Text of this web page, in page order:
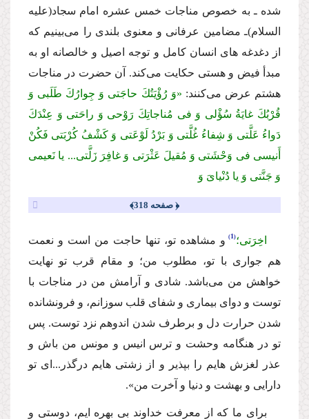
شده ـ به خصوص مناجات خمس عشره امام سجاد(علیه
السلام)ـ مضامین عرفانى و معنوى بلندى را مى‌بینیم كه
از دغدغه هاى انسان كامل و توجه اصیل و خالصانه او به
مبدأ فیض و هستى حكایت مى‌كند. آن حضرت در مناجات
هشتم عرض مى‌كنند: «وَ رُؤْیَتُكَ حاجَتی وَ جِوارُكَ طَلَبی وَ
قُرْبُكَ غایَةُ سُؤْلی وَ فی مُناجاتِكَ رَوْحی وَ راحَتی وَ عِنْدَكَ
دَواءُ عَلَّتی وَ شِفاءُ غُلَّتی وَ بَرْدُ لَوْعَتی وَ كَشْفُ كُرْبَتی فَكُنْ
أَنیسی فی وَحْشَتی وَ مُقیلَ عَثْرَتی وَ غافِرَ زَلَّتی... یا نَعیمی
وَ جَنَّتی وَ یا دُنْیاىَ وَ
﴿ صفحه 318﴾
اخِرَتی؛ 1
و مشاهده تو، تنها حاجت من است و نعمت
هم جوارى با تو، مطلوب من؛ و مقام قرب تو نهایت
خواهش من مى‌باشد. شادى و آرامش من در مناجات با
توست و دواى بیمارى و شفاى قلب سوزانم، و فرونشانده
شدن حرارت دل و برطرف شدن اندوهم نزد توست. پس
تو در هنگامه وحشت و ترس انیس و مونس من باش و
عذر لغزش هایم را بپذیر و از زشتى هایم درگذر...‌اى تو
دارایى و بهشت و دنیا و آخرت من».
براى ما كه از معرفت خداوند بى بهره ایم، دوستى و